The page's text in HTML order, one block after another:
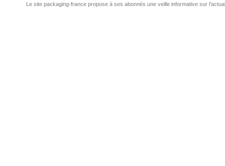
Le site packaging-france propose à ses abonnés une veille informative sur